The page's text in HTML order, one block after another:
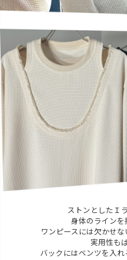
ストンとしたＩ
身体のラインを
ワンピースには欠かせな
実用性も
バックにはベンツを入れ